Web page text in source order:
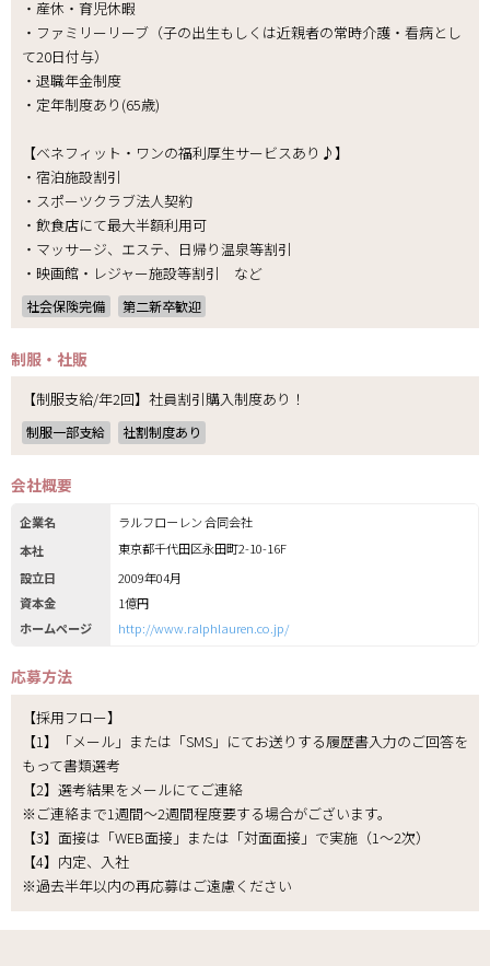
・産休・育児休暇
・ファミリーリーブ（子の出生もしくは近親者の常時介護・看病とし
て20日付与）
・退職年金制度
・定年制度あり(65歳)
【ベネフィット・ワンの福利厚生サービスあり♪】
・宿泊施設割引
・スポーツクラブ法人契約
・飲食店にて最大半額利用可
・マッサージ、エステ、日帰り温泉等割引
・映画館・レジャー施設等割引 など
社会保険完備 第二新卒歓迎
制服・社販
【制服支給/年2回】社員割引購入制度あり！
制服一部支給 社割制度あり
会社概要
企業名
ラルフローレン 合同会社
本社
東京都千代田区永田町2-10-16F
設立日
2009年04月
資本金
1億円
ホームページ
http://www.ralphlauren.co.jp/
応募方法
【採用フロー】
【1】「メール」または「SMS」にてお送りする履歴書入力のご回答を
もって書類選考
【2】選考結果をメールにてご連絡
※ご連絡まで1週間～2週間程度要する場合がございます。
【3】面接は「WEB面接」または「対面面接」で実施（1～2次）
【4】内定、入社
※過去半年以内の再応募はご遠慮ください